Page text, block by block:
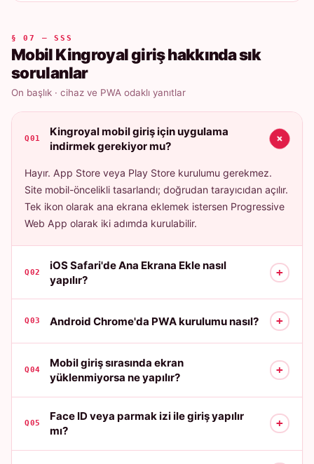
§ 07 — SSS
Mobil Kingroyal giriş hakkında sık
sorulanlar
On başlık · cihaz ve PWA odaklı yanıtlar
Q01
Kingroyal mobil giriş için uygulama
indirmek gerekiyor mu?
+
Hayır. App Store veya Play Store kurulumu gerekmez.
Site mobil-öncelikli tasarlandı; doğrudan tarayıcıdan açılır.
Tek ikon olarak ana ekrana eklemek istersen Progressive
Web App olarak iki adımda kurulabilir.
Q02
iOS Safari'de Ana Ekrana Ekle nasıl
yapılır?
+
Q03 Android Chrome'da PWA kurulumu nasıl? +
Q04
Mobil giriş sırasında ekran
yüklenmiyorsa ne yapılır?
+
Q05
Face ID veya parmak izi ile giriş yapılır
mı?
+